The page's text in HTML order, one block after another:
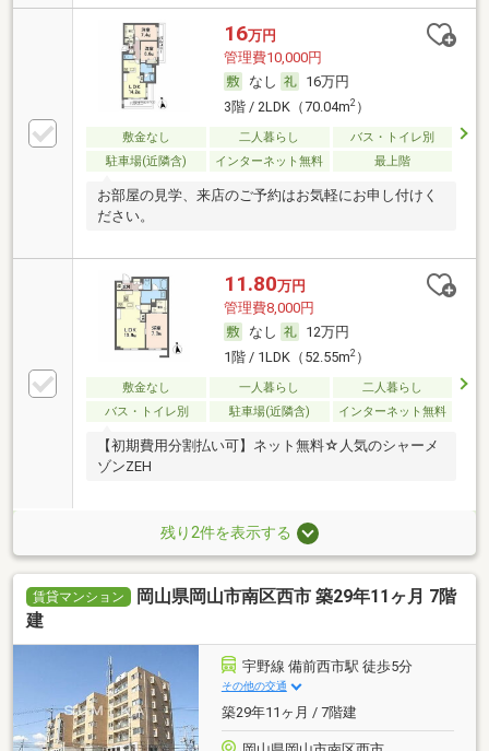
16万円
管理費10,000円
なし
16万円
3階 / 2LDK（70.04m2）
敷金なし 二人暮らし
バス・トイレ別
駐車場(近隣含)
インターネット無料 最上階
お部屋の見学、来店のご予約はお気軽にお申し付けく
ださい。
11.80万円
管理費8,000円
なし
12万円
1階 / 1LDK（52.55m2）
敷金なし 一人暮らし
二人暮らし
バス・トイレ別
駐車場(近隣含) インターネット無料
【初期費用分割払い可】ネット無料☆人気のシャーメ
ゾンZEH
残り2件を表示する
賃貸マンション
岡山県岡山市南区西市 築29年11ヶ月 7階
建
宇野線 備前西市駅 徒歩5分
その他の交通
築29年11ヶ月 / 7階建